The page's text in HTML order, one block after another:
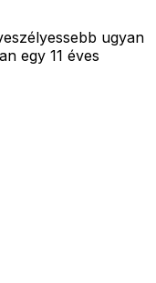
ugyan
egy 11 éves